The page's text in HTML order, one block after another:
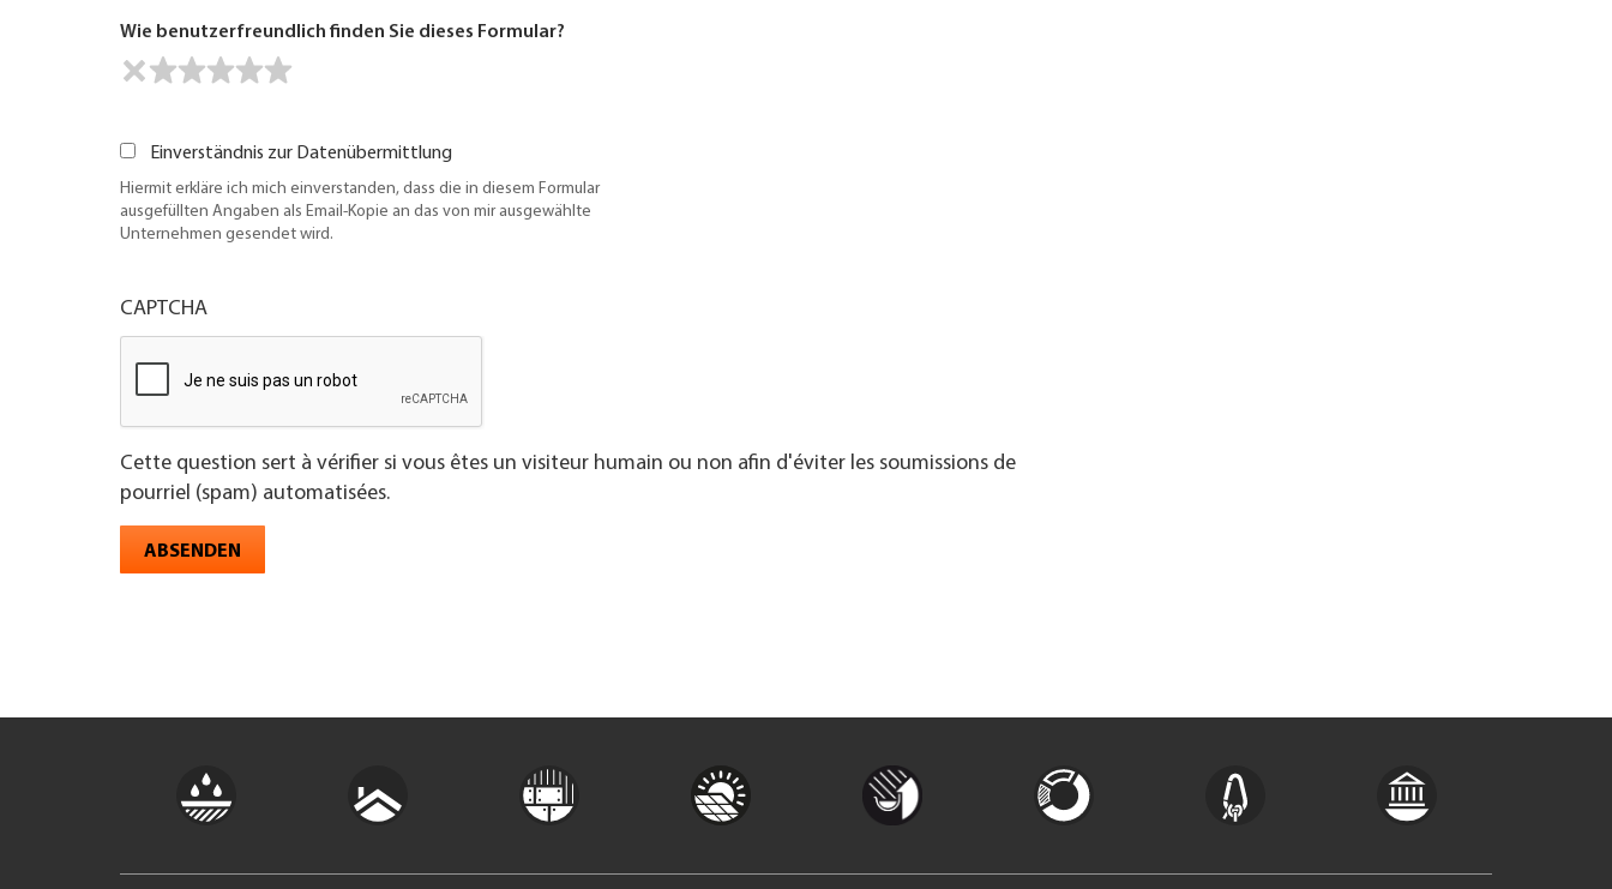
Wie benutzerfreundlich finden Sie dieses Formular?
Einverständnis zur Datenübermittlung
Hiermit erkläre ich mich einverstanden, dass die in diesem Formular
ausgefüllten Angaben als Email-Kopie an das von mir ausgewählte
Unternehmen gesendet wird.
CAPTCHA
Cette question sert à vérifier si vous êtes un visiteur humain ou non afin d'éviter les soumissions de
pourriel (spam) automatisées.
ABSENDEN